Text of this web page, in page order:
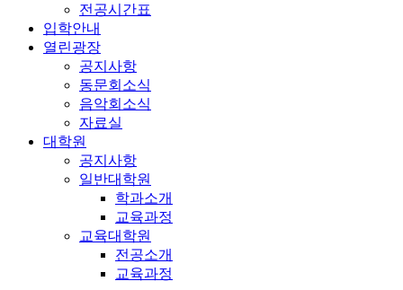
전공시간표
입학안내
열린광장
공지사항
동문회소식
음악회소식
자료실
대학원
공지사항
일반대학원
학과소개
교육과정
교육대학원
전공소개
교육과정